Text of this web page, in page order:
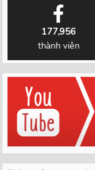
177,956
thành viên